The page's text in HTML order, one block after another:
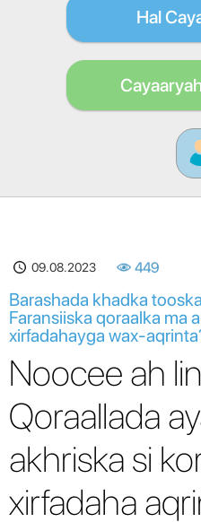
Hal
09.08.2023 449
Barashada khadka
Faransiiska qoraalka ma
xirfadahayga wax-
Noocee ah
Qoraallada
akhriska si
xirfadaha